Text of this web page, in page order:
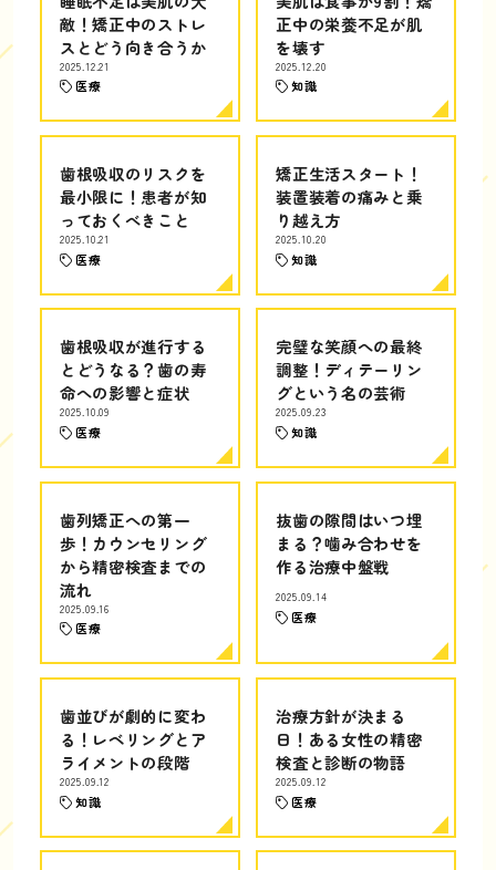
敵！矯正中のストレ
スとどう向き合うか
2025.12.21
医療
正中の栄養不足が肌
を壊す
2025.12.20
知識
歯根吸収のリスクを
最小限に！患者が知
っておくべきこと
2025.10.21
医療
矯正生活スタート！
装置装着の痛みと乗
り越え方
2025.10.20
知識
歯根吸収が進行する
とどうなる？歯の寿
命への影響と症状
2025.10.09
医療
完璧な笑顔への最終
調整！ディテーリン
グという名の芸術
2025.09.23
知識
歯列矯正への第一
歩！カウンセリング
から精密検査までの
流れ
2025.09.16
医療
抜歯の隙間はいつ埋
まる？噛み合わせを
作る治療中盤戦
2025.09.14
医療
歯並びが劇的に変わ
る！レベリングとア
ライメントの段階
2025.09.12
知識
治療方針が決まる
日！ある女性の精密
検査と診断の物語
2025.09.12
医療